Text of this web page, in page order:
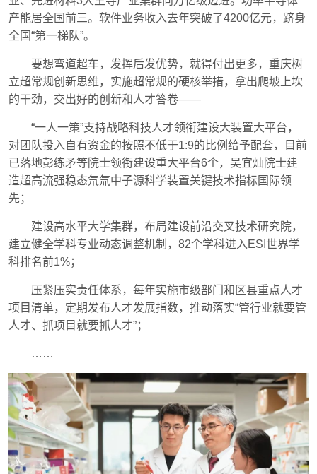
产能居全国前三。软件业务收入去年突破了4200亿元，跻身
全国“第一梯队”。
要想弯道超车，发挥后发优势，就得付出更多，重庆树
立超常规创新思维，实施超常规的硬核举措，拿出爬坡上坎
的干劲，交出好的创新和人才答卷——
“一人一策”支持战略科技人才领衔建设大装置大平台，
对团队投入自有资金的按照不低于1:9的比例给予配套，目前
已落地彭练矛等院士领衔建设重大平台6个，吴宜灿院士建
造超高流强稳态氘氚中子源科学装置关键技术指标国际领
先；
建设高水平大学集群，布局建设前沿交叉技术研究院，
建立健全学科专业动态调整机制，82个学科进入ESI世界学
科排名前1%；
压紧压实责任体系，每年实施市级部门和区县重点人才
项目清单，定期发布人才发展指数，推动落实“管行业就要管
人才、抓项目就要抓人才”；
……